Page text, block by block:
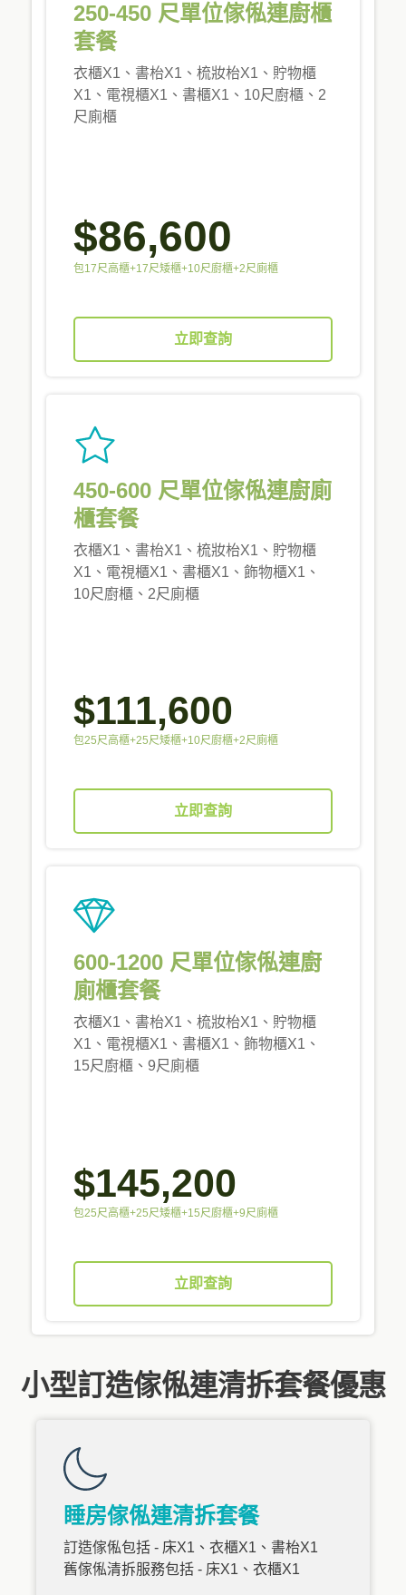
250-450 尺單位傢俬連廚櫃
套餐
衣櫃X1、書枱X1、梳妝枱X1、貯物櫃
X1、電視櫃X1、書櫃X1、10尺廚櫃、2
尺廁櫃
$86,600
包17尺高櫃+17尺矮櫃+10尺廚櫃+2尺廁櫃
立即查詢
450-600 尺單位傢俬連廚廁
櫃套餐
衣櫃X1、書枱X1、梳妝枱X1、貯物櫃
X1、電視櫃X1、書櫃X1、飾物櫃X1、
10尺廚櫃、2尺廁櫃
$111,600
包25尺高櫃+25尺矮櫃+10尺廚櫃+2尺廁櫃
立即查詢
600-1200 尺單位傢俬連廚
廁櫃套餐
衣櫃X1、書枱X1、梳妝枱X1、貯物櫃
X1、電視櫃X1、書櫃X1、飾物櫃X1、
15尺廚櫃、9尺廁櫃
$145,200
包25尺高櫃+25尺矮櫃+15尺廚櫃+9尺廁櫃
立即查詢
小型訂造傢俬連清拆套餐優惠
睡房傢俬連清拆套餐
訂造傢俬包括 - 床X1、衣櫃X1、書枱X1
舊傢俬清拆服務包括 - 床X1、衣櫃X1